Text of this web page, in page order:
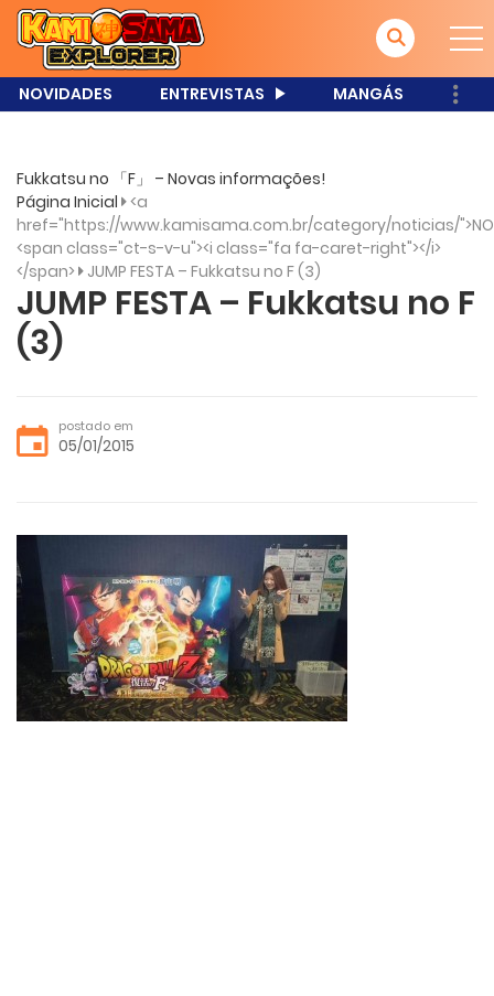
NOVIDADES ENTREVISTAS MANGÁS
Fukkatsu no 「F」 – Novas informações!
Página Inicial <a
href="https://www.kamisama.com.br/category/noticias/
<span class="ct-s-v-u"><i class="fa fa-caret-right"></i>
</span> JUMP FESTA – Fukkatsu no F (3)
JUMP FESTA – Fukkatsu no F
(3)
postado em
05/01/2015